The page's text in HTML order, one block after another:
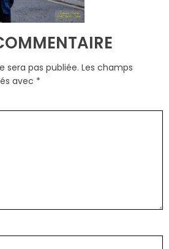
sera pas publiée. Les champs
avec *